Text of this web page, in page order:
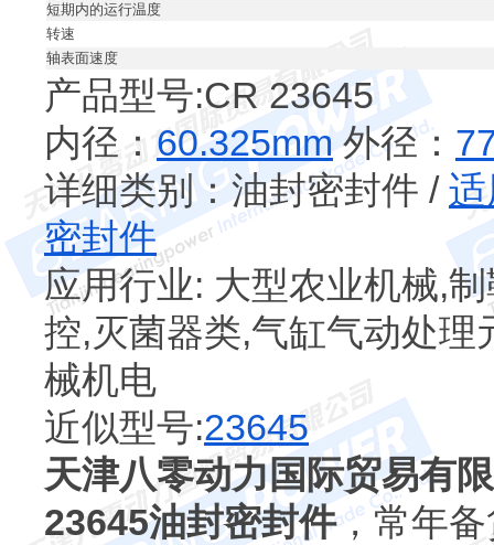
短期内的运行温度
转速
轴表面速度
产品型号:CR 23645
内径： 60.325mm外径：
详细类别：油封密封件 /
密封件
应用行业: 大型农业机械,
控,灭菌器类,气缸气动处
械机电
近似型号:23645
天津八零动力国际贸易有
23645油封密封件，常年